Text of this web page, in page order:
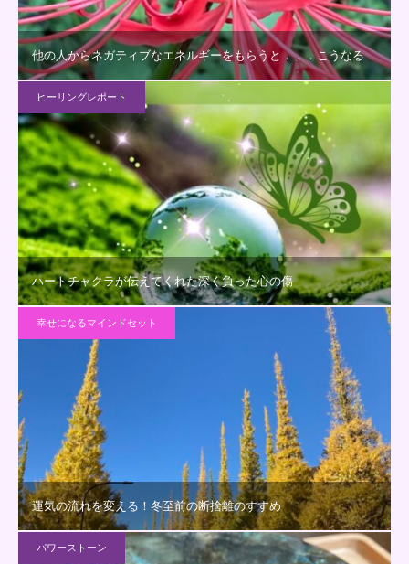
他の人からネガティブなエネルギーをもらうと．．．こうなる
ヒーリングレポート
ハートチャクラが伝えてくれた深く負った心の傷
幸せになるマインドセット
運気の流れを変える！冬至前の断捨離のすすめ
パワーストーン